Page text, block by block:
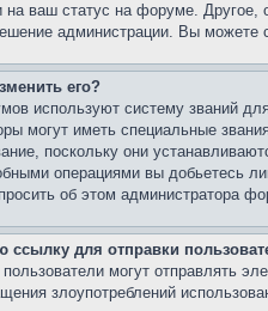
ваш статус на форуме. Другое,
администрации. Вы можете
его?
используют систему званий
могут иметь специальные
поскольку они
операциями вы добьетесь
об этом администратора
для отправки
пользователи могут отправлять
злоупотреблений